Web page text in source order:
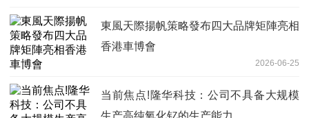
東風天際揚帆策略發布四大品牌矩陣亮相
香港車博會
2026-06-25
当前焦点!隆华科技：公司不具备大规模
生产高纯氧化钇的生产能力